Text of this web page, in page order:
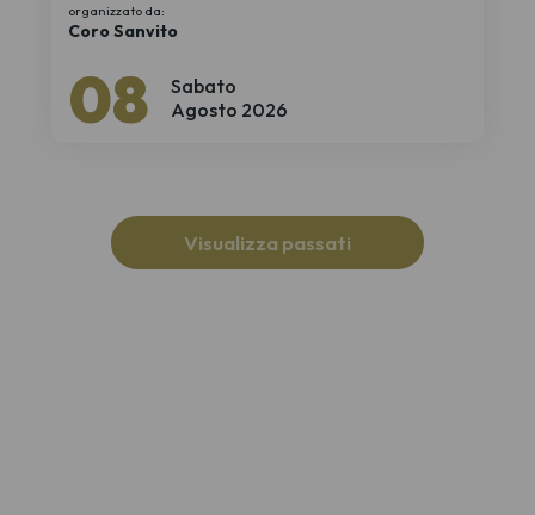
Sabato
08 Agosto 2026
organizzato da:
Coro Sanvito
Visualizza passati